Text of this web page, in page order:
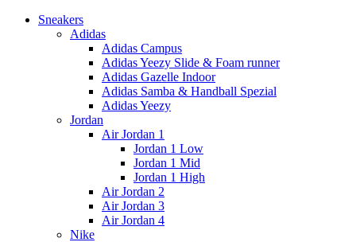
Sneakers
Adidas
Adidas Campus
Adidas Yeezy Slide & Foam runner
Adidas Gazelle Indoor
Adidas Samba & Handball Spezial
Adidas Yeezy
Jordan
Air Jordan 1
Jordan 1 Low
Jordan 1 Mid
Jordan 1 High
Air Jordan 2
Air Jordan 3
Air Jordan 4
Nike